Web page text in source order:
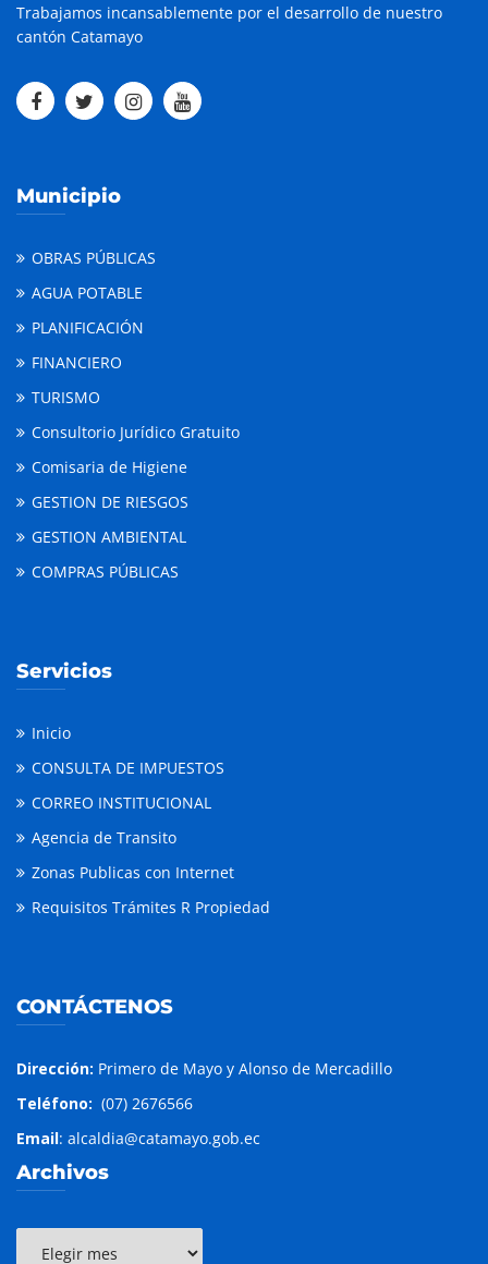
Trabajamos incansablemente por el desarrollo de nuestro
cantón Catamayo
Municipio
OBRAS PÚBLICAS
AGUA POTABLE
PLANIFICACIÓN
FINANCIERO
TURISMO
Consultorio Jurídico Gratuito
Comisaria de Higiene
GESTION DE RIESGOS
GESTION AMBIENTAL
COMPRAS PÚBLICAS
Servicios
Inicio
CONSULTA DE IMPUESTOS
CORREO INSTITUCIONAL
Agencia de Transito
Zonas Publicas con Internet
Requisitos Trámites R Propiedad
CONTÁCTENOS
Dirección: Primero de Mayo y Alonso de Mercadillo
Teléfono: (07) 2676566
Email: alcaldia@catamayo.gob.ec
Archivos